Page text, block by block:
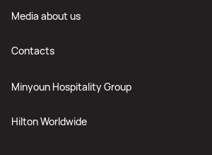
Media about us
Contacts
Minyoun Hospitality Group
Hilton Worldwide